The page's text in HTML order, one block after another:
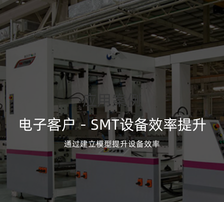
应用案例
应用案例
应用案例
应用案例
电子客户 - SMT设备效率提升
通过建立模型提升设备效率
应用案例
应用案例